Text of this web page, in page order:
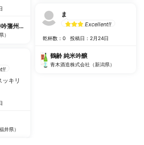
藩州愛山
）
キリ
井県）
ま
Excellent!!
乾杯数：0 投稿日：2月24日
鶴齢 純米吟醸
青木酒造株式会社（新潟県）